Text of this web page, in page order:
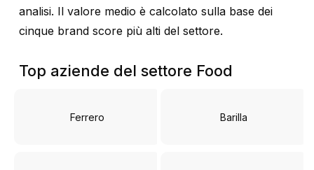
analisi. Il valore medio è calcolato sulla base dei
cinque brand score più alti del settore.
Top aziende del settore Food
Ferrero Barilla